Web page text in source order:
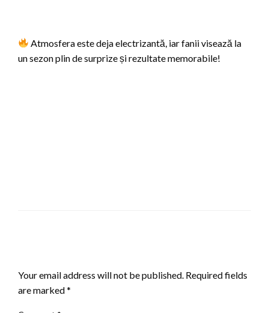
Atmosfera este deja electrizantă, iar fanii visează la
un sezon plin de surprize și rezultate memorabile!
Your email address will not be published. Required fields
are marked*